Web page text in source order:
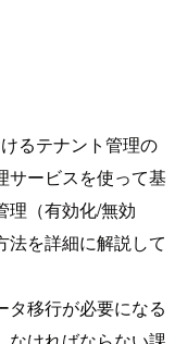
るテナント管理の
サービスを使って基
理（有効化/無効
法を詳細に解説して
タ移行が必要になる